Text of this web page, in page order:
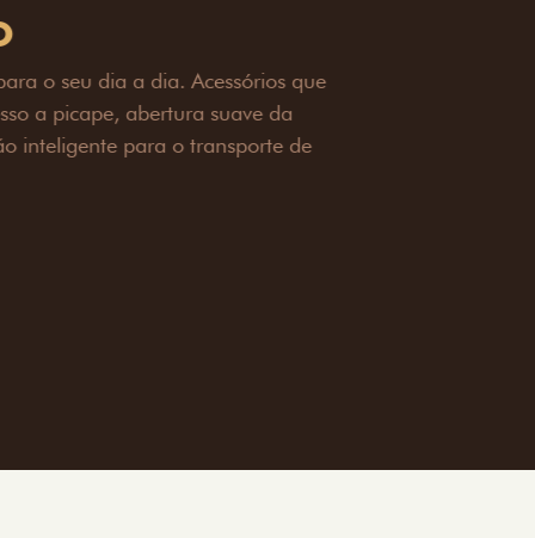
desafio. O Pack off-road combina
3,5 toneladas, alargadores de para-
mais capacidade de reboque,
e um visual ainda mais imponente